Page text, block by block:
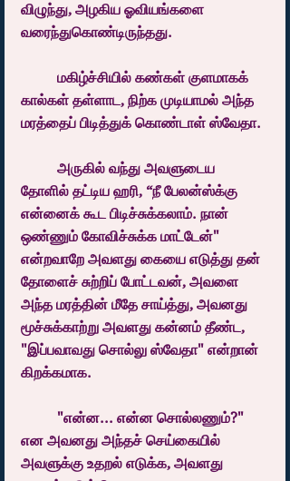
விழுந்து, அழகிய ஓவியங்களை
வரைந்துகொண்டிருந்தது.
கால்கள் தள்ளாட, நிற்க முடியாமல் அந்த
மரத்தைப் பிடித்துக் கொண்டாள் ஸ்வேதா.
தோளில் தட்டிய ஹரி, “நீ பேலன்ஸ்க்கு
என்னைக் கூட பிடிச்சுக்கலாம். நான்
ஒண்ணும் கோவிச்சுக்க மாட்டேன்"
என்றவாறே அவளது கையை எடுத்து தன்
தோளைச் சுற்றிப் போட்டவன், அவளை
அந்த மரத்தின் மீதே சாய்த்து, அவனது
மூச்சுக்காற்று அவளது கன்னம் தீண்ட,
"இப்பவாவது சொல்லு ஸ்வேதா" என்றான்
கிறக்கமாக.
என அவனது அந்தச் செய்கையில்
அவளுக்கு உதறல் எடுக்க, அவளது